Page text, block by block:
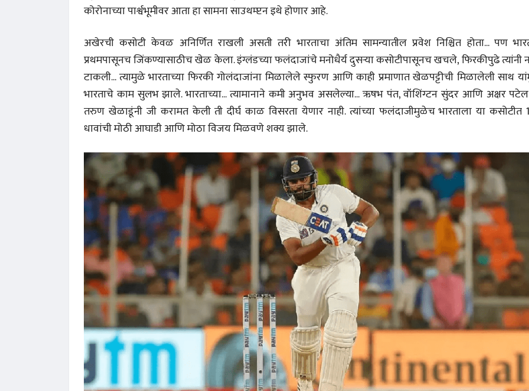
कोरोनाच्या पार्श्वभूमीवर आता हा सामना साउथम्प्टन इथे होणार आहे.
अखेरची कसोटी केवळ अनिर्णित राखली असती तरी भारताचा अंतिम सामन्यातील प्रवेश निश्चित होता... पण
प्रथमपासूनच जिंकण्यासाठीच खेळ केला. इंग्लंडच्या फलंदाजांचे मनोधैर्य दुसऱ्या कसोटीपासूनच खचले, फिरकीपुढे त्यांनी
टाकली... त्यामुळे भारताच्या फिरकी गोलंदाजांना मिळालेले स्फुरण आणि काही प्रमाणात खेळपट्टीची मिळालेली साथ
भारताचे काम सुलभ झाले. भारताच्या... त्यामानाने कमी अनुभव असलेल्या... ऋषभ पंत, वॉशिंग्टन सुंदर आणि अक्षर
तरुण खेळाडूंनी जी करामत केली ती दीर्घ काळ विसरता येणार नाही. त्यांच्या फलंदाजीमुळेच भारताला या कसोटीत
धावांची मोठी आघाडी आणि मोठा विजय मिळवणे शक्य झाले.
पत्र
एक सक्षम आणि जागतिक
दर्जाची शिक्षणव्यवस्था ही
काळाची गरज आहे
शशी थरूर
जम्मू-काश्मीरला राज्याचा
दर्जा देण्यासंदर्भात फोल
ठरलेली आश्वासनं
रामचंद्र गुहा
28 Jul 2026
लेख
प्रधानांच्याच काय
पंतप्रधानांच्या राजीनाम्यानेही
प्रश्न सुटणार नाही, पण...
स्नेहलता जाधव
23 Jul 2026
EDITORIAL
Will Sonam
Wangchuk's Hunger
Strike Make a
Difference?
Editor
20 Jul 2026
व्यक्तिवेध
मूर्त दृश्याला अमूर्ताकार
देणारा चित्रकार
भाषण
ज्येष्ठांचा
रुग्णशुश्रूषा :
डॉ. दिलीप शिंदे
उगवती नोस्कोव्हा,
झुकलेला
दरम्यान विम्बल्डन
आ. श्री. केतकर
14 Jul 2026